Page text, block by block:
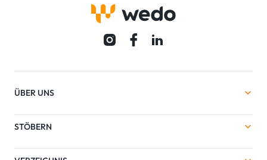
ÜBER UNS
STÖBERN